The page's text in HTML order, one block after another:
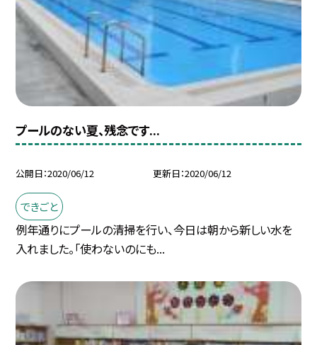
プールのない夏、残念です...
公開日 2020/06/12 更新日 2020/06/12
できごと
例年通りにプールの清掃を行い、今日は朝から新しい水を
入れました。「使わないのにも...